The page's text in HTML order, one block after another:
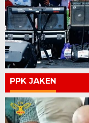
PPK JAKEN